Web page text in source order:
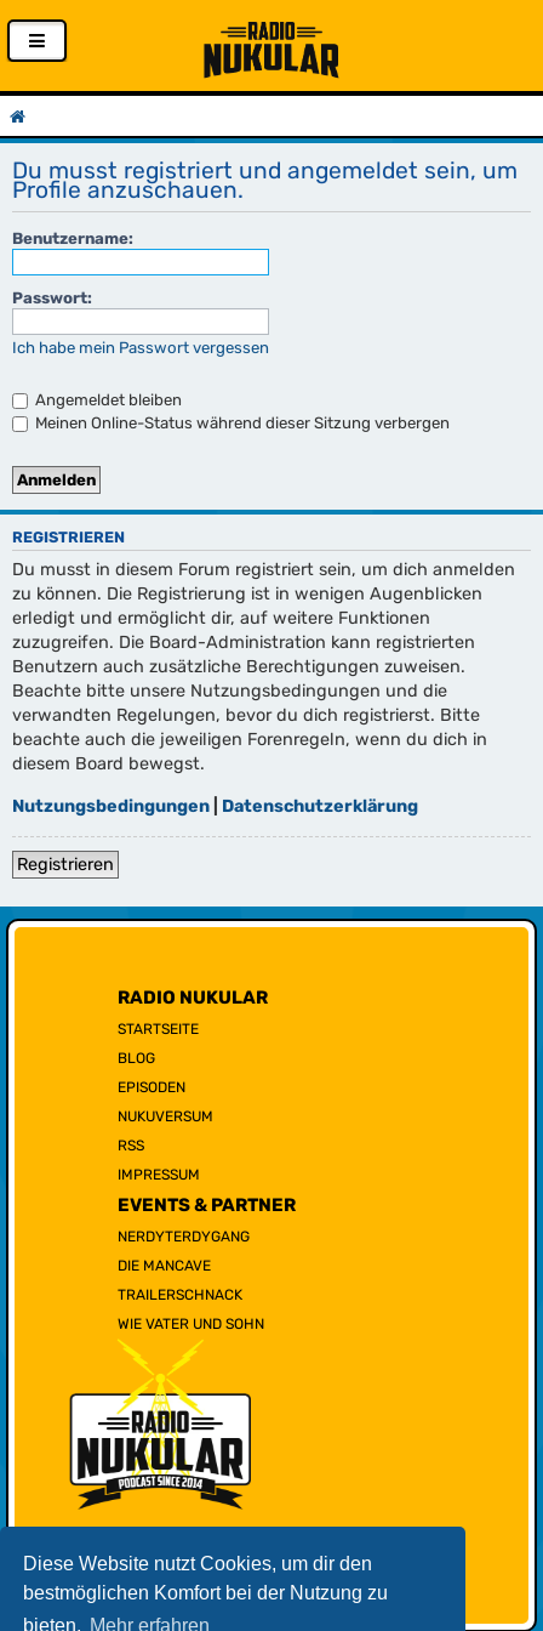
Diese Website nutzt Cookies, um dir den
bestmöglichen Komfort bei der Nutzung zu
bieten. Mehr erfahren
Du musst registriert und angemeldet sein, um
Profile anzuschauen.
Benutzername:
Passwort:
Ich habe mein Passwort vergessen
Angemeldet bleiben
Meinen Online-Status während dieser Sitzung verbergen
REGISTRIEREN
Du musst in diesem Forum registriert sein, um dich anmelden
zu können. Die Registrierung ist in wenigen Augenblicken
erledigt und ermöglicht dir, auf weitere Funktionen
zuzugreifen. Die Board-Administration kann registrierten
Benutzern auch zusätzliche Berechtigungen zuweisen.
Beachte bitte unsere Nutzungsbedingungen und die
verwandten Regelungen, bevor du dich registrierst. Bitte
beachte auch die jeweiligen Forenregeln, wenn du dich in
diesem Board bewegst.
Nutzungsbedingungen Datenschutzerklärung
Registrieren
RADIO NUKULAR
STARTSEITE
BLOG
EPISODEN
NUKUVERSUM
RSS
IMPRESSUM
EVENTS & PARTNER
NERDYTERDYGANG
DIE MANCAVE
TRAILERSCHNACK
WIE VATER UND SOHN